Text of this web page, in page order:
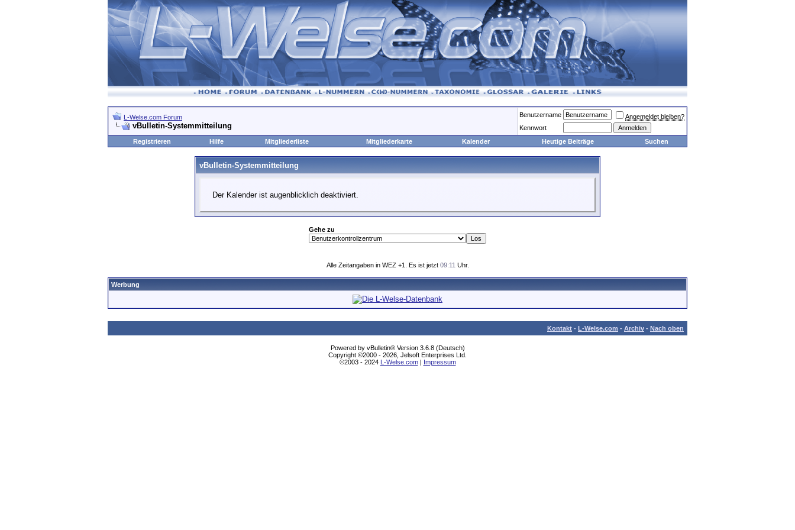
L-Welse.com Forum
vBulletin-Systemmitteilung
Benutzername
Angemeldet bleiben?
Kennwort
Registrieren
Hilfe Mitgliederliste Mitgliederkarte Kalender Heutige Beiträge Suchen
vBulletin-Systemmitteilung
Der Kalender ist augenblicklich deaktiviert.
Gehe zu
Alle Zeitangaben in WEZ +1. Es ist jetzt 09:11 Uhr.
Werbung
Kontakt - L-Welse.com - Archiv - Nach oben
Powered by vBulletin® Version 3.6.8 (Deutsch)
Copyright ©2000 - 2026, Jelsoft Enterprises Ltd.
©2003 - 2024 L-Welse.com| Impressum